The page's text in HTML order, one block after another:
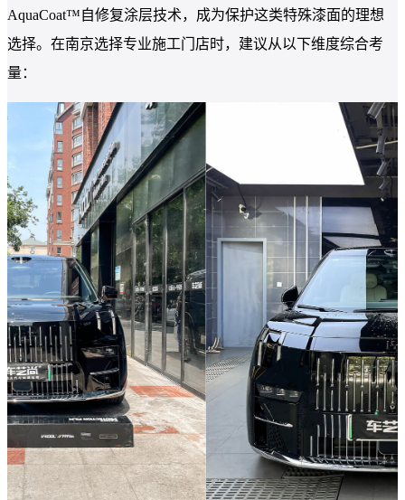
AquaCoat™自修复涂层技术，成为保护这类特殊漆面的理想
选择。在南京选择专业施工门店时，建议从以下维度综合考
量：